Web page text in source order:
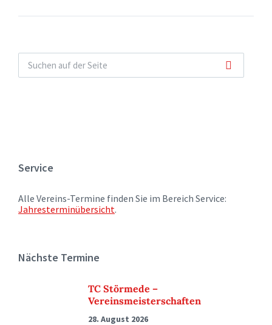
Service
Alle Vereins-Termine finden Sie im Bereich Service:
Jahresterminübersicht.
Nächste Termine
TC Störmede –
Vereinsmeisterschaften
28. August 2026